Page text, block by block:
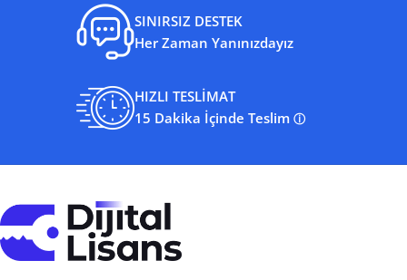
SINIRSIZ DESTEK
Her Zaman Yanınızdayız
HIZLI TESLİMAT
15 Dakika İçinde Teslim ⓘ